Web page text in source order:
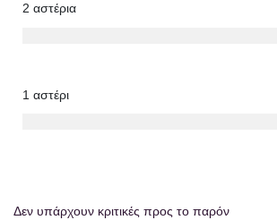
2 αστέρια
1 αστέρι
Δεν υπάρχουν κριτικές προς το παρόν